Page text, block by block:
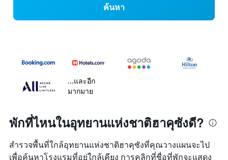
ค้นหา
...และอีก
มากมาย
พักที่ไหนในอุทยานแห่งชาติฮาคุซังดี?
สำรวจพื้นที่ใกล้อุทยานแห่งชาติฮาคุซังที่คุณวางแผนจะไป
เพื่อค้นหาโรงแรมที่อยู่ใกล้เคียง การคลิกที่ชื่อที่พักจะแสดง